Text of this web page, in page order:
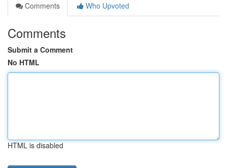
Comments
Who Upvoted
Comments
Submit a Comment
No HTML
HTML is disabled